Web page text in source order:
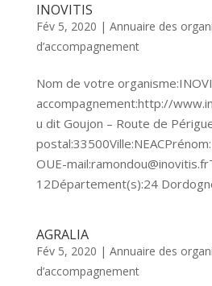
INOVITIS
Fév 5, 2020 | Annuaire des
d’accompagnement
Nom de votre
accompagnement:http://
u dit Goujon – Route de
OUE-
12Département(s):24
AGRALIA
Fév 5, 2020 | Annuaire des
d’accompagnement